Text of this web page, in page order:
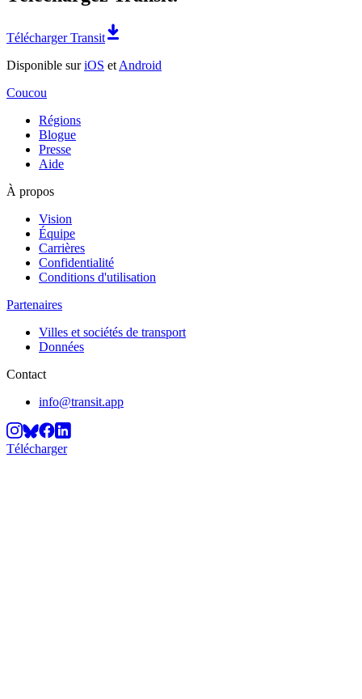
Télécharger Transit
Disponible suriOS et Android
Coucou
Régions
Blogue
Presse
Aide
À propos
Vision
Équipe
Carrières
Confidentialité
Conditions d'utilisation
Partenaires
Villes et sociétés de transport
Données
Contact
info@transit.app
Télécharger